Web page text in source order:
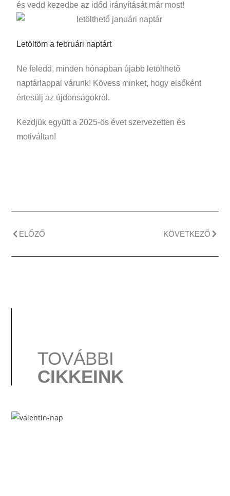
és vedd kezedbe az időd irányítását már most!
Letöltöm a februári naptárt
Ne feledd, minden hónapban újabb letölthető
naptárlappal várunk! Kövess minket, hogy elsőként
értesülj az újdonságokról.
Kezdjük együtt a 2025-ös évet szervezetten és
motiváltan!
ELŐZŐ KÖVETKEZŐ
TOVÁBBI
CIKKEINK